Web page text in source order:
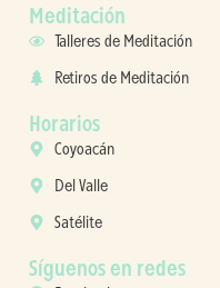
Meditación
Talleres de Meditación
Retiros de Meditación
Horarios
Coyoacán
Del Valle
Satélite
Síguenos en redes